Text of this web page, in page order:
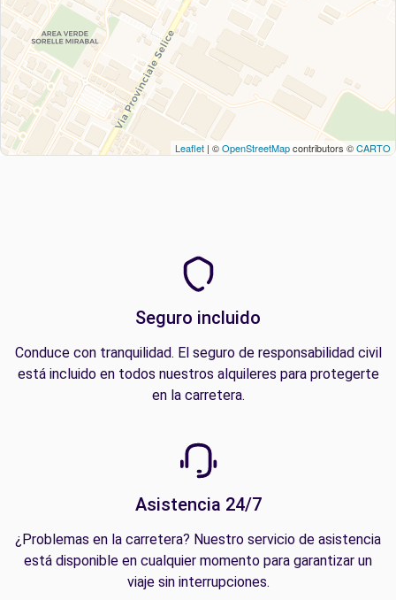
Leaflet | ©OpenStreetMapcontributors ©CARTO
Seguro incluido
Conduce con tranquilidad. El seguro de responsabilidad civil
está incluido en todos nuestros alquileres para protegerte
en la carretera.
Asistencia 24/7
¿Problemas en la carretera? Nuestro servicio de asistencia
está disponible en cualquier momento para garantizar un
viaje sin interrupciones.